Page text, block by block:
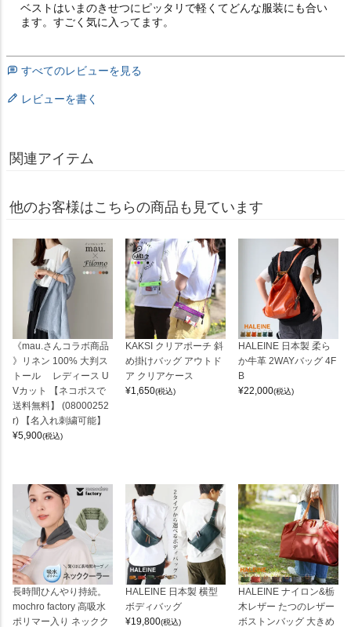
ベストはいまのきせつにピッタリで軽くてどんな服装にも合い
ます。すごく気に入ってます。
すべてのレビューを見る
レビューを書く
関連アイテム
他のお客様はこちらの商品も見ています
《mau.さんコラボ商品
》リネン 100% 大判ス
トール レディース U
Vカット 【ネコポスで
送料無料】 (08000252
r) 【名入れ刺繍可能】
¥5,900(税込)
KAKSI クリアポーチ 斜
め掛けバッグ アウトド
ア クリアケース
¥1,650(税込)
HALEINE 日本製 柔ら
か牛革 2WAYバッグ 4F
B
¥22,000(税込)
長時間ひんやり持続。
mochro factory 高吸水
ポリマー入り ネックク
HALEINE 日本製 横型
ボディバッグ
¥19,800(税込)
HALEINE ナイロン&栃
木レザー たつのレザー
ボストンバッグ 大きめ